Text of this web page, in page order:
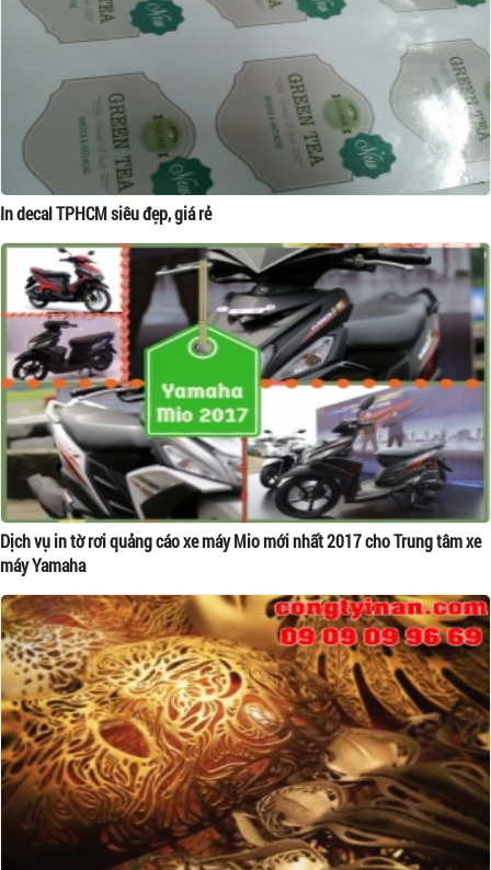
In decal TPHCM siêu đẹp, giá rẻ
Dịch vụ in tờ rơi quảng cáo xe máy Mio mới nhất 2017 cho Trung tâm xe
máy Yamaha